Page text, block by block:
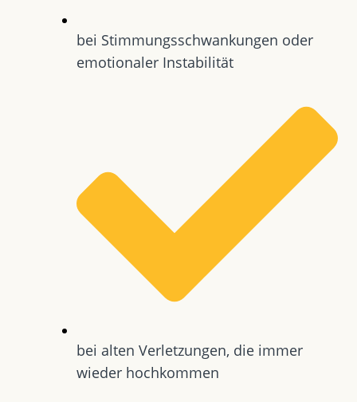
bei Stimmungsschwankungen oder
emotionaler Instabilität
bei alten Verletzungen, die immer
wieder hochkommen